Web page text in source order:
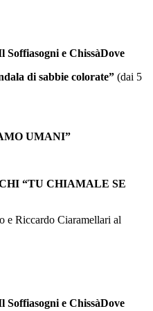
e ChissàDove
di sabbie colorate” (dai 5
UMANI”
“TU CHIAMALE SE
e Riccardo Ciaramellari al
e ChissàDove